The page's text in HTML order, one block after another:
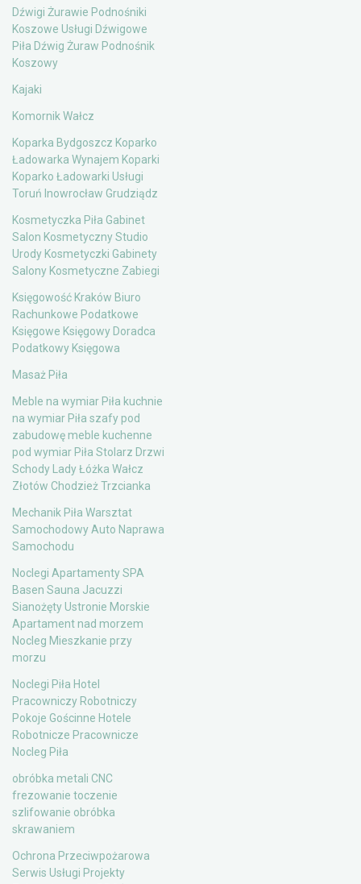
Dźwigi Żurawie Podnośniki
Koszowe Usługi Dźwigowe
Piła Dźwig Żuraw Podnośnik
Koszowy
Kajaki
Komornik Wałcz
Koparka Bydgoszcz Koparko
Ładowarka Wynajem Koparki
Koparko Ładowarki Usługi
Toruń Inowrocław Grudziądz
Kosmetyczka Piła Gabinet
Salon Kosmetyczny Studio
Urody Kosmetyczki Gabinety
Salony Kosmetyczne Zabiegi
Księgowość Kraków Biuro
Rachunkowe Podatkowe
Księgowe Księgowy Doradca
Podatkowy Księgowa
Masaż Piła
Meble na wymiar Piła kuchnie
na wymiar Piła szafy pod
zabudowę meble kuchenne
pod wymiar Piła Stolarz Drzwi
Schody Lady Łóżka Wałcz
Złotów Chodzież Trzcianka
Mechanik Piła Warsztat
Samochodowy Auto Naprawa
Samochodu
Noclegi Apartamenty SPA
Basen Sauna Jacuzzi
Sianożęty Ustronie Morskie
Apartament nad morzem
Nocleg Mieszkanie przy
morzu
Noclegi Piła Hotel
Pracowniczy Robotniczy
Pokoje Gościnne Hotele
Robotnicze Pracownicze
Nocleg Piła
obróbka metali CNC
frezowanie toczenie
szlifowanie obróbka
skrawaniem
Ochrona Przeciwpożarowa
Serwis Usługi Projekty